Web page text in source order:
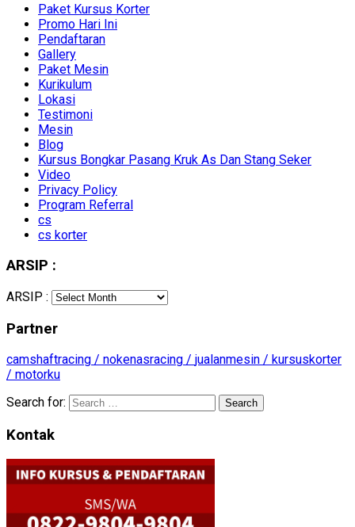
Paket Kursus Korter
Promo Hari Ini
Pendaftaran
Gallery
Paket Mesin
Kurikulum
Lokasi
Testimoni
Mesin
Blog
Kursus Bongkar Pasang Kruk As Dan Stang Seker
Video
Privacy Policy
Program Referral
cs
cs korter
ARSIP :
ARSIP :
Partner
camshaftracing / nokenasracing / jualanmesin / kursuskorter
/ motorku
Search for:
Kontak